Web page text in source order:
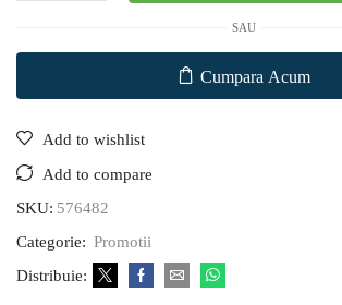
SAU
Cumpara Acum
Add to wishlist
Add to compare
SKU: 576482
Categorie: Promotii
Distribuie: